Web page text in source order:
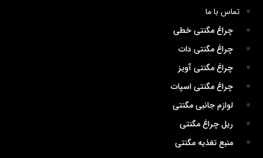
تماس با ما
چراغ مگنتی خطی
چراغ مگنتی دات
چراغ مگنتی آویز
چراغ مگنتی اسپات
لوازم جانبی مگنتی
ریل چراغ مگنتی
منبع تغذیه مگنتی